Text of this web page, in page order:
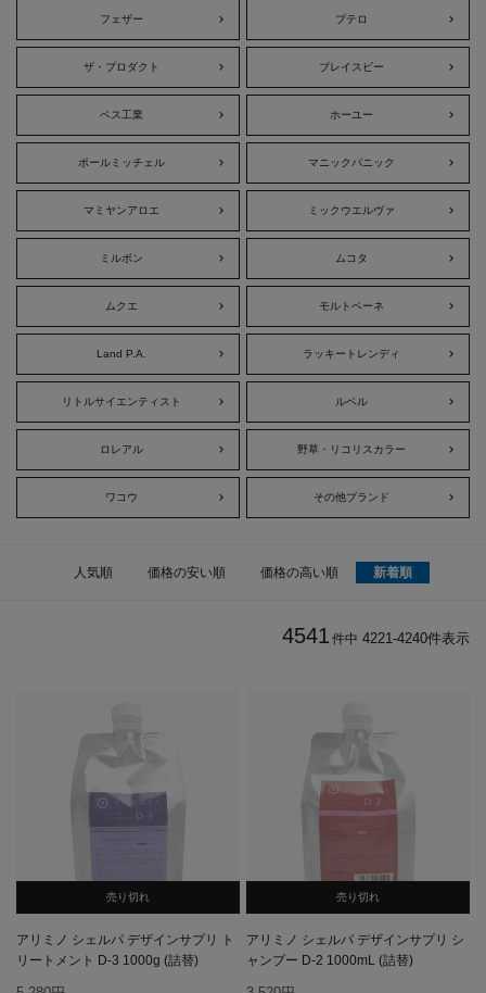
フェザー プテロ
ザ・プロダクト ブレイスビー
ベス工業 ホーユー
ポールミッチェル マニックパニック
マミヤンアロエ ミックウエルヴァ
ミルボン ムコタ
ムクエ モルトベーネ
Land P.A. ラッキートレンディ
リトルサイエンティスト ルベル
ロレアル 野草・リコリスカラー
ワコウ その他ブランド
人気順 価格の安い順 価格の高い順 新着順
4541 件中 4221-4240件表示
売り切れ
アリミノ シェルパ デザインサプリ ト
リートメント D-3 1000g (詰替)
売り切れ
アリミノ シェルパ デザインサプリ シ
ャンプー D-2 1000mL (詰替)